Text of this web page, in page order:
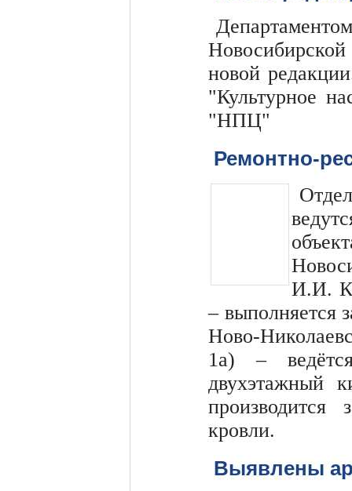
новой
"Культурное
"НПЦ"
Ремонтно-
И.И.
– выполняется
Ново-
1а) –
двухэтажный
производится
кровли.
Выявлены